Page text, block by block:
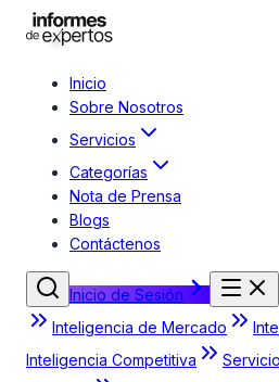
Inicio
Sobre Nosotros
Servicios
Categorías
Nota de Prensa
Blogs
Contáctenos
Inicio de Sesión
Inteligencia de Mercado
Inteligencia Competitiva